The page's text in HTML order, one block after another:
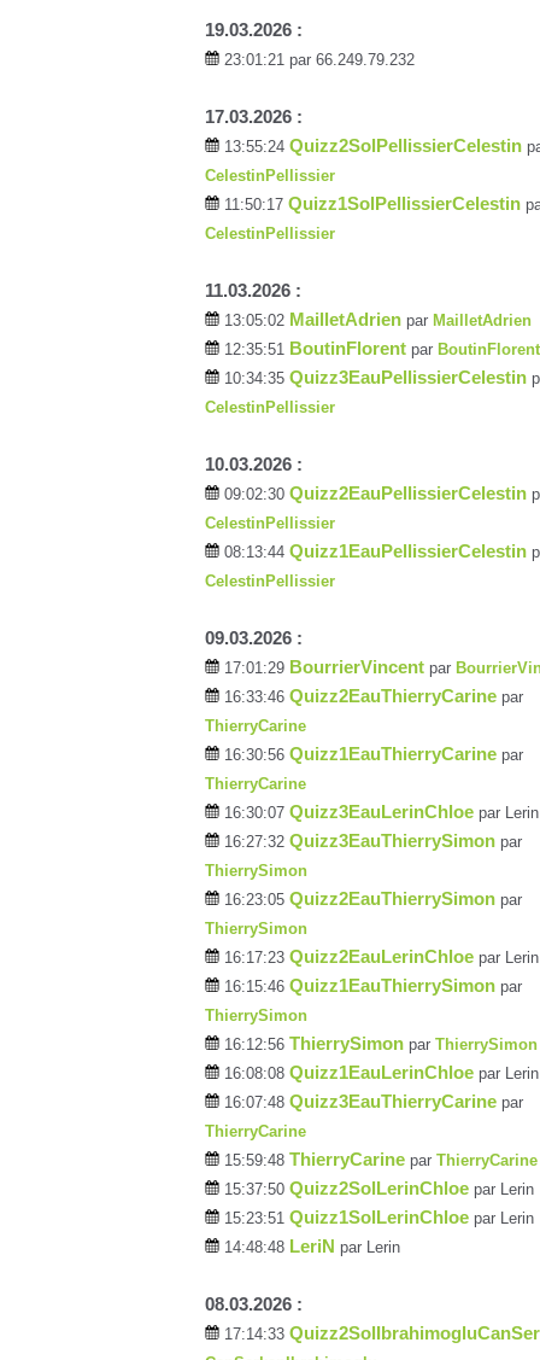
19.03.2026 :
23:01:21 par 66.249.79.232
17.03.2026 :
13:55:24 Quizz2SolPellissierCelestin
CelestinPellissier
11:50:17 Quizz1SolPellissierCelestin
CelestinPellissier
11.03.2026 :
13:05:02 MailletAdrien par MailletAdrien
12:35:51 BoutinFlorent par BoutinFlorent
10:34:35 Quizz3EauPellissierCelestin
CelestinPellissier
10.03.2026 :
09:02:30 Quizz2EauPellissierCelestin
CelestinPellissier
08:13:44 Quizz1EauPellissierCelestin
CelestinPellissier
09.03.2026 :
17:01:29 BourrierVincent par
16:33:46 Quizz2EauThierryCarine par
ThierryCarine
16:30:56 Quizz1EauThierryCarine par
ThierryCarine
16:30:07 Quizz3EauLerinChloe par Lerin
16:27:32 Quizz3EauThierrySimon par
ThierrySimon
16:23:05 Quizz2EauThierrySimon par
ThierrySimon
16:17:23 Quizz2EauLerinChloe par Lerin
16:15:46 Quizz1EauThierrySimon par
ThierrySimon
16:12:56 ThierrySimon par ThierrySimon
16:08:08 Quizz1EauLerinChloe par Lerin
16:07:48 Quizz3EauThierryCarine par
ThierryCarine
15:59:48 ThierryCarine par ThierryCarine
15:37:50 Quizz2SolLerinChloe par Lerin
15:23:51 Quizz1SolLerinChloe par Lerin
14:48:48 LeriN par Lerin
08.03.2026 :
17:14:33